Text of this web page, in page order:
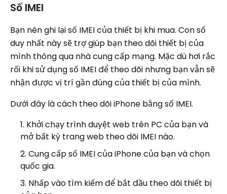
Số IMEI
Bạn nên ghi lại số IMEI của thiết bị khi mua. Con số
duy nhất này sẽ trợ giúp bạn theo dõi thiết bị của
mình thông qua nhà cung cấp mạng. Mặc dù hơi rắc
rối khi sử dụng số IMEI để theo dõi nhưng bạn vẫn sẽ
nhận được vị trí gần đúng của thiết bị của mình.
Dưới đây là cách theo dõi iPhone bằng số IMEI.
Khởi chạy trình duyệt web trên PC của bạn và
mở bất kỳ trang web theo dõi IMEI nào.
Cung cấp số IMEI của iPhone của bạn và chọn
quốc gia.
Nhấp vào tìm kiếm để bắt đầu theo dõi thiết bị